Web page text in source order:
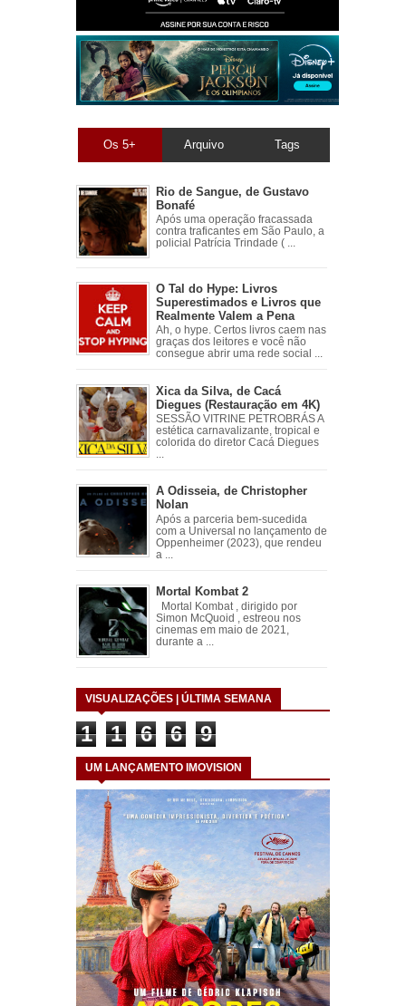
Os 5+ Arquivo Tags
Rio de Sangue, de Gustavo
Bonafé
Após uma operação fracassada
contra traficantes em São Paulo, a
policial Patrícia Trindade ( ...
O Tal do Hype: Livros
Superestimados e Livros que
Realmente Valem a Pena
Ah, o hype. Certos livros caem nas
graças dos leitores e você não
consegue abrir uma rede social ...
Xica da Silva, de Cacá
Diegues (Restauração em 4K)
SESSÃO VITRINE PETROBRÁS A
estética carnavalizante, tropical e
colorida do diretor Cacá Diegues
A Odisseia, de Christopher
Nolan
Após a parceria bem-sucedida
com a Universal no lançamento de
Oppenheimer (2023), que rendeu
a ...
Mortal Kombat 2
Mortal Kombat , dirigido por
Simon McQuoid , estreou nos
cinemas em maio de 2021,
durante a ...
VISUALIZAÇÕES | ÚLTIMA SEMANA
1 1 6 6 9
UM LANÇAMENTO IMOVISION